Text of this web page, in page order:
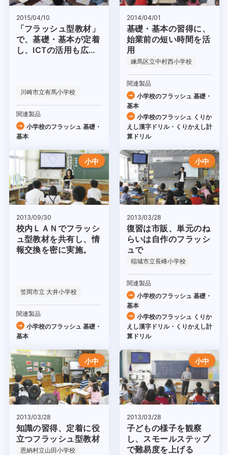
2015/04/10
「フラッシュ型教材」
で、基礎・基本が定着
し、ICTの活用も広が
川崎市立有馬小学校
関連製品
小学校のフラッシュ 基礎・
基本
2014/04/01
基礎・基本の習得に、
始業前の短い時間を活
用
練馬区立中村西小学校
関連製品
小学校のフラッシュ 基礎・
基本
小学校のフラッシュ くりか
えし漢字ドリル・くりかえし計
算ドリル
小中
2013/09/30
校内ＬＡＮでフラッシ
ュ型教材を共有し、情
報交換を密に実施。
笠岡市立 大井小学校
関連製品
小学校のフラッシュ 基礎・
基本
小中
2013/03/28
復習は市販、単元のね
らいは自作のフラッシ
ュで
稲城市立長峰小学校
関連製品
小学校のフラッシュ 基礎・
基本
小学校のフラッシュ くりか
えし漢字ドリル・くりかえし計
算ドリル
小中
2013/03/28
知識の習得、定着に役
立つフラッシュ型教材
恩納村立山田小学校
小中
2013/03/28
子どもの様子を観察
し、スモールステップ
で難易度を上げる